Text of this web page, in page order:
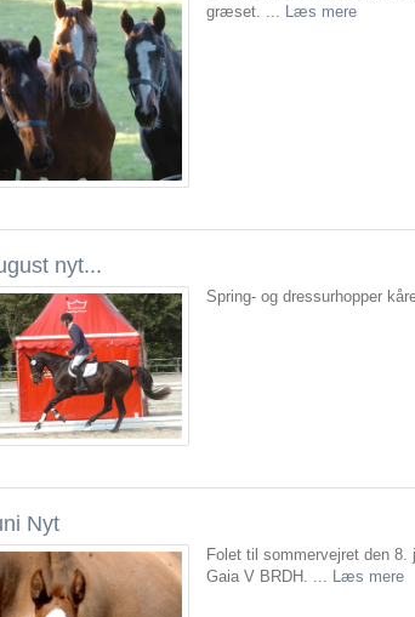
græset. ... Læs mere
nyt...
Spring- og dressurhopper
Nyt
Folet til sommervejret den
Gaia V BRDH. ... Læs mere